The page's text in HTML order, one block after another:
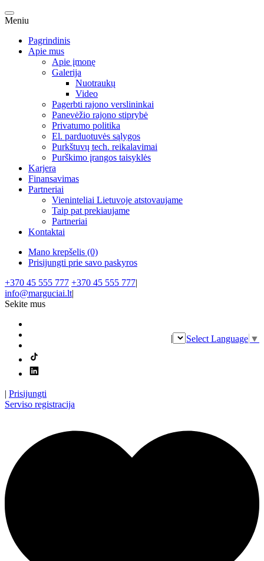
Meniu
Pagrindinis
Apie mus
Apie įmonę
Galerija
Nuotraukų
Video
Pagerbti rajono verslininkai
Panevėžio rajono stiprybė
Privatumo politika
El. parduotuvės sąlygos
Purkštuvų tech. reikalavimai
Purškimo įrangos taisyklės
Karjera
Finansavimas
Partneriai
Vieninteliai Lietuvoje atstovaujame
Taip pat prekiaujame
Partneriai
Kontaktai
Mano krepšelis (0)
Prisijungti prie savo paskyros
+370 45 555 777 +370 45 555 777|
info@marguciai.lt|
Sekite mus
| Prisijungti
| Select Language ▼
Serviso registracija